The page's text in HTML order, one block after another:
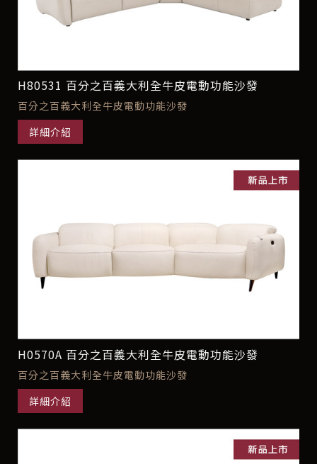
H80531 百分之百義大利全牛皮電動功能沙發
百分之百義大利全牛皮電動功能沙發
詳細介紹
H0570A 百分之百義大利全牛皮電動功能沙發
百分之百義大利全牛皮電動功能沙發
詳細介紹